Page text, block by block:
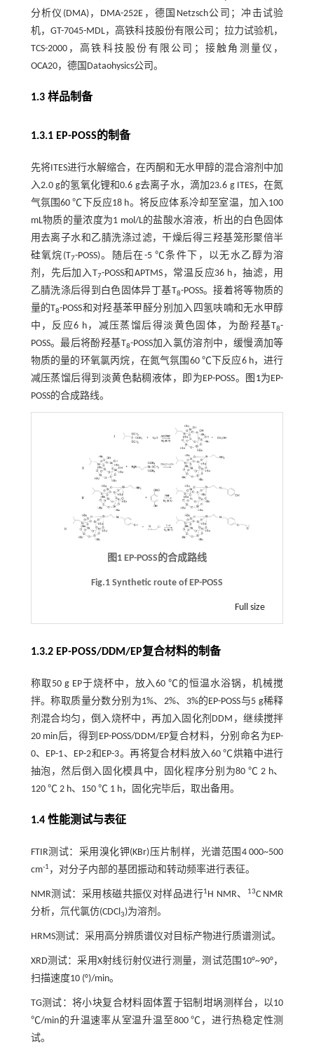
分析仪(DMA)，DMA-252E，德国Netzsch公司；冲击试验
机，GT-7045-MDL，高铁科技股份有限公司；拉力试验机，
TCS-2000，高铁科技股份有限公司；接触角测量仪，
OCA20，德国Dataohysics公司。
1.3 样品制备
1.3.1 EP-POSS的制备
先将ITES进行水解缩合，在丙酮和无水甲醇的混合溶剂中加
入2.0 g的氢氧化锂和0.6 g去离子水，滴加23.6 g ITES，在氮
气氛围60 ℃下反应18 h。将反应体系冷却至室温，加入100
mL物质的量浓度为1 mol/L的盐酸水溶液，析出的白色固体
用去离子水和乙腈洗涤过滤，干燥后得三羟基笼形聚倍半
硅氧烷(T7-POSS)。随后在-5 ℃条件下，以无水乙醇为溶
剂，先后加入T7-POSS和APTMS，常温反应36 h，抽滤，用
乙腈洗涤后得到白色固体异丁基T8-POSS。接着将等物质的
量的T8-POSS和对羟基苯甲醛分别加入四氢呋喃和无水甲醇
中，反应6 h，减压蒸馏后得淡黄色固体，为酚羟基T8-
POSS。最后将酚羟基T8-POSS加入氯仿溶剂中，缓慢滴加等
物质的量的环氧氯丙烷，在氮气氛围60 ℃下反应6 h，进行
减压蒸馏后得到淡黄色黏稠液体，即为EP-POSS。
图1为EP-
POSS的合成路线。
图1 EP-POSS的合成路线
Fig.1 Synthetic route of EP-POSS
Full size
1.3.2 EP-POSS/DDM/EP复合材料的制备
称取50 g EP于烧杯中，放入60 ℃的恒温水浴锅，机械搅
拌。称取质量分数分别为1%、2%、3%的EP-POSS与5 g稀释
剂混合均匀，倒入烧杯中，再加入固化剂DDM，继续搅拌
20 min后，得到EP-POSS/DDM/EP复合材料，分别命名为EP-
0、EP-1、EP-2和EP-3。再将复合材料放入60 ℃烘箱中进行
抽泡，然后倒入固化模具中，固化程序分别为80 ℃ 2 h、
120 ℃ 2 h、150 ℃ 1 h，固化完毕后，取出备用。
1.4 性能测试与表征
FTIR测试：采用溴化钾(KBr)压片制样，光谱范围4 000~500
cm-1 ，对分子内部的基团振动和转动频率进行表征。
NMR测试：采用核磁共振仪对样品进行1H NMR、 13C NMR
分析，氘代氯仿(CDCl3)为溶剂。
HRMS测试：采用高分辨质谱仪对目标产物进行质谱测试。
XRD测试：采用X射线衍射仪进行测量，测试范围10°~90°，
扫描速度10 (°)/min。
TG测试：将小块复合材料固体置于铝制坩埚测样台，以10
℃/min的升温速率从室温升温至800 ℃，进行热稳定性测
试。